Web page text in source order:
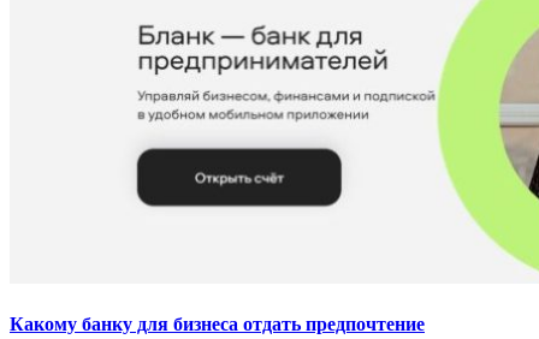
Какому банку для бизнеса отдать предпочтение